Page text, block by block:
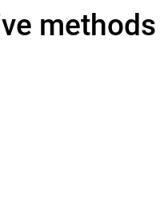
methods